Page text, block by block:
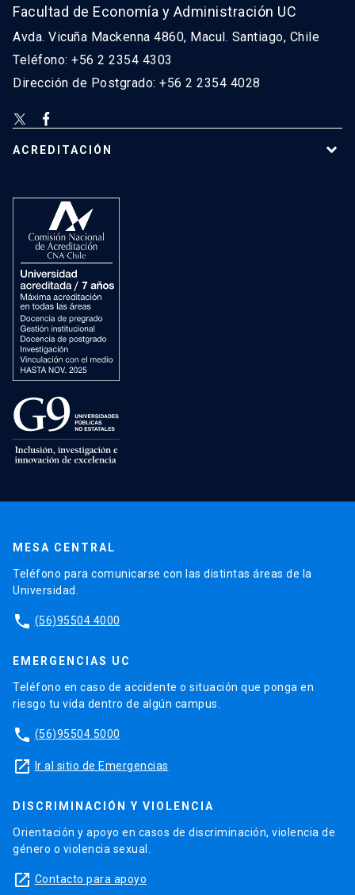
Facultad de Economía y Administración UC
Avda. Vicuña Mackenna 4860, Macul. Santiago, Chile
Teléfono: +56 2 2354 4303
Dirección de Postgrado: +56 2 2354 4028
ACREDITACIÓN
MESA CENTRAL
Teléfono para comunicarse con las distintas áreas de la
Universidad.
phone (56)95504 4000
EMERGENCIAS UC
Teléfono en caso de accidente o situación que ponga en
riesgo tu vida dentro de algún campus.
phone (56)95504 5000
launch Ir al sitio de Emergencias
DISCRIMINACIÓN Y VIOLENCIA
Orientación y apoyo en casos de discriminación, violencia de
género o violencia sexual.
launch Contacto para apoyo